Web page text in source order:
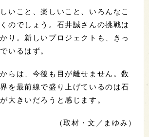
いこと、楽しいこと、いろんなこ
のでしょう。石井誠さんの挑戦は
り。新しいプロジェクトも、きっ
いるはず。
らは、今後も目が離せません。数
を最前線で盛り上げているのは石
大きいだろうと感じます。
（取材・文／まゆみ）